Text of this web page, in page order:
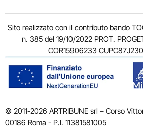
Sito realizzato con il contributo bando
n. 385 del 19/10/2022 PROT.
COR15906233
© 2011-2026 ARTRIBUNE srl – Corso
00186 Roma - P.I. 11381581005